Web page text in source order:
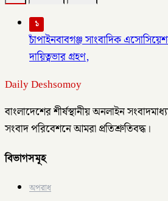
১
চাঁপাইনবাবগঞ্জ সাংবাদিক
দায়িত্বভার গ্রহণ,
Daily Deshsomoy
বাংলাদেশের শীর্ষস্থানীয় অনলাইন
সংবাদ পরিবেশনে আমরা প্রতিশ্রুতিবদ্ধ।
বিভাগসমূহ
অপরাধ